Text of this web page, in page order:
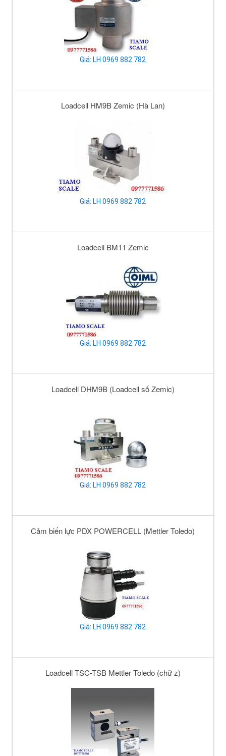
Giá: LH 0969 882 782
Loadcell HM9B Zemic (Hà Lan)
Giá: LH 0969 882 782
Loadcell BM11 Zemic
Giá: LH 0969 882 782
Loadcell DHM9B (Loadcell số Zemic)
Giá: LH 0969 882 782
Cảm biến lực PDX POWERCELL (Mettler Toledo)
Giá: LH 0969 882 782
Loadcell TSC-TSB Mettler Toledo (chữ z)